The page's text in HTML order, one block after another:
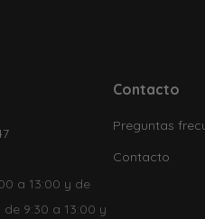
a 13:00 y de
de 9:30 a 13:00 y
Contacto
Preguntas
Contacto